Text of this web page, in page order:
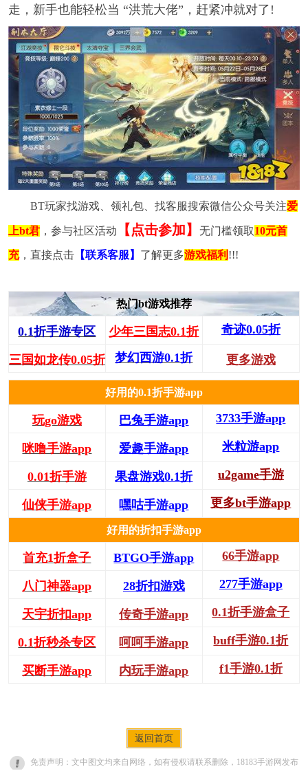
走，新手也能轻松当 “洪荒大佬”，赶紧冲就对了!
BT玩家找游戏、领礼包、找客服搜索微信公众号关注爱
上bt君，参与社区活动 【点击参加】 无门槛领取10元首
充，直接点击【联系客服】 了解更多游戏福利 !!!
热门bt游戏推荐
0.1折手游专区 少年三国志0.1折 奇迹0.05折
三国如龙传0.05折 梦幻西游0.1折 更多游戏
好用的0.1折手游app
玩go游戏 巴兔手游app 3733手游app
咪噜手游app 爱趣手游app 米粒游app
0.01折手游 果盘游戏0.1折 u2game手游
仙侠手游app 嘿咕手游app 更多bt手游app
好用的折扣手游app
首充1折盒子 BTGO手游app 66手游app
八门神器app 28折扣游戏 277手游app
天宇折扣app 传奇手游app 0.1折手游盒子
0.1折秒杀专区 呵呵手游app buff手游0.1折
买断手游app 内玩手游app f1手游0.1折
返回首页
免责声明：文中图文均来自网络，如有侵权请联系删除，18183手游网发布